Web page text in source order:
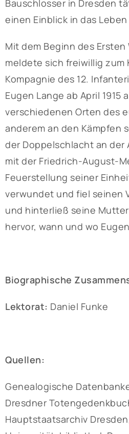
Bauschlosser in Dresden
einen Einblick in das
Mit dem Beginn des
meldete sich freiwillig zum
Kompagnie des 12.
Eugen Lange ab April
verschiedenen Orten des
anderem an den Kämpfen
der Doppelschlacht an der
mit der Friedrich-August-
Feuerstellung seiner
verwundet und fiel seinen
und hinterließ seine
hervor, wann und wo
Biographische
Lektorat: Daniel Funke
Quellen:
Genealogische
Dresdner
Hauptstaatsarchiv